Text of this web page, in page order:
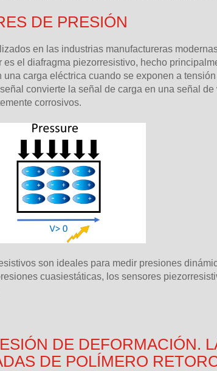
DE PRESIÓN
en las industrias manufactureras
es el diafragma piezorresistivo, hecho
carga eléctrica cuando se exponen a
convierte la señal de carga en una señal
corrosivos.
son ideales para medir presiones
cuasiestáticas, los sensores
DE DEFORMACIÓN.
DE POLÍMERO